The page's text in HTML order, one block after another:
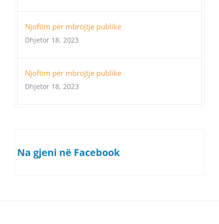
Njoftim për mbrojtje publike
Dhjetor 18, 2023
Njoftim për mbrojtje publike
Dhjetor 18, 2023
Na gjeni në Facebook